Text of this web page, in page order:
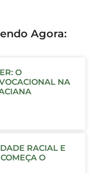
Agora:
O
NA
RACIAL E
O